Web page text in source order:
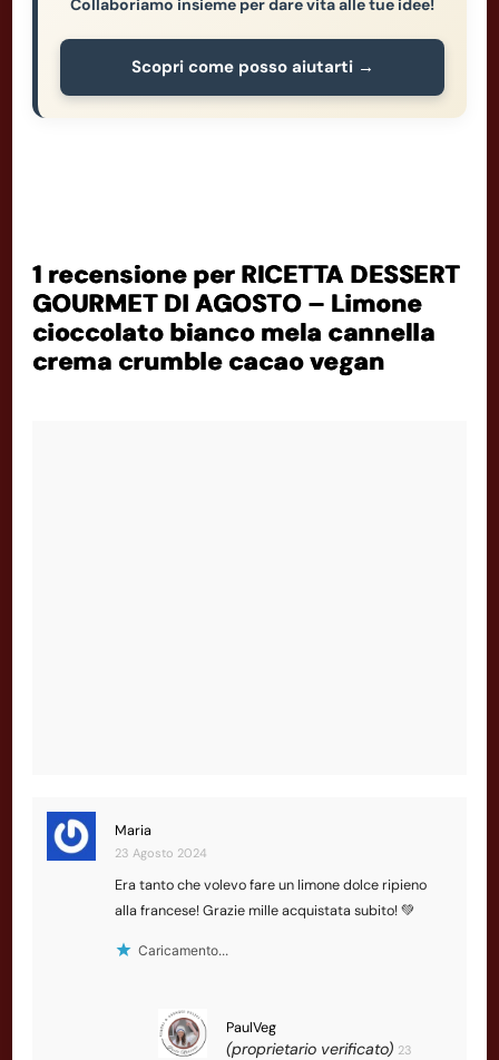
Scopri come posso aiutarti →
1 recensione per RICETTA DESSERT
GOURMET DI AGOSTO – Limone
cioccolato bianco mela cannella
crema crumble cacao vegan
Maria
23 Agosto 2024
Era tanto che volevo fare un limone dolce ripieno
alla francese! Grazie mille acquistata subito! 💚
Caricamento...
PaulVeg
(proprietario verificato) 23